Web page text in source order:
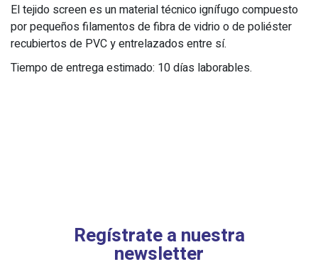
El tejido screen es un material técnico ignífugo compuesto
por pequeños filamentos de fibra de vidrio o de poliéster
recubiertos de PVC y entrelazados entre sí.
Tiempo de entrega estimado: 10 días laborables.
Regístrate a nuestra
newsletter